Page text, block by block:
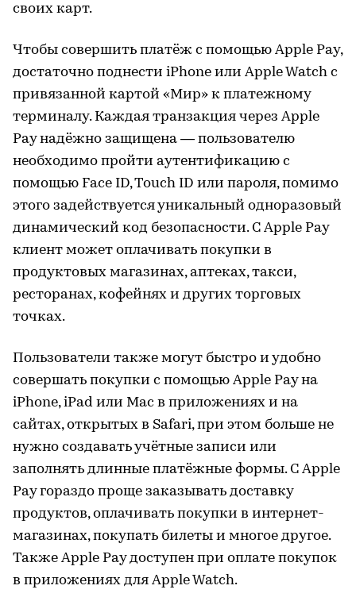
своих карт.
Чтобы совершить платёж с помощью Apple Pay,
достаточно поднести iPhone или Apple Watch с
привязанной картой «Мир» к платежному
терминалу. Каждая транзакция через Apple
Pay надёжно защищена — пользователю
необходимо пройти аутентификацию с
помощью Face ID, Touch ID или пароля, помимо
этого задействуется уникальный одноразовый
динамический код безопасности. С Apple Pay
клиент может оплачивать покупки в
продуктовых магазинах, аптеках, такси,
ресторанах, кофейнях и других торговых
точках.
Пользователи также могут быстро и удобно
совершать покупки с помощью Apple Pay на
iPhone, iPad или Mac в приложениях и на
сайтах, открытых в Safari, при этом больше не
нужно создавать учётные записи или
заполнять длинные платёжные формы. С Apple
Pay гораздо проще заказывать доставку
продуктов, оплачивать покупки в интернет-
магазинах, покупать билеты и многое другое.
Также Apple Pay доступен при оплате покупок
в приложениях для Apple Watch.